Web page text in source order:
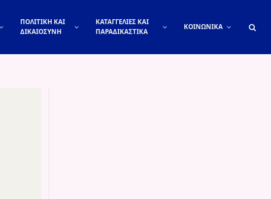
ΠΟΛΙΤΙΚΗ ΚΑΙ
ΔΙΚΑΙΟΣΥΝΗ
ΚΑΤΑΓΓΕΛΙΕΣ ΚΑΙ
ΠΑΡΑΔΙΚΑΣΤΙΚΑ
ΚΟΙΝΩΝΙΚΑ